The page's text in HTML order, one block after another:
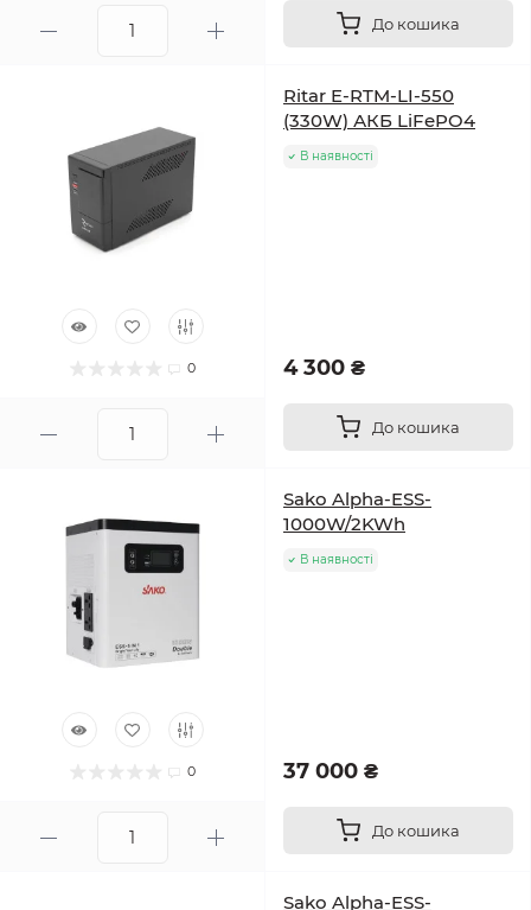
До кошика
0
Ritar E-RTM-LI-550
(330W) АКБ LiFePO4
В наявності
4 300 ₴
До кошика
0
Sako Alpha-ESS-
1000W/2KWh
В наявності
37 000 ₴
До кошика
Sako Alpha-ESS-